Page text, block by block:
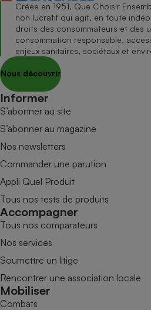
Créée en 1951, Que Choisir
non lucratif qui agit, en toute
droits des consommateurs et des
consommation responsable,
enjeux sanitaires, sociétaux et
Nous découvrir
Informer
S’abonner au site
S’abonner au magazine
Nos newsletters
Commander une parution
Appli Quel Produit
Tous nos tests de produits
Accompagner
Tous nos comparateurs
Nos services
Soumettre un litige
Rencontrer une association locale
Mobiliser
Combats